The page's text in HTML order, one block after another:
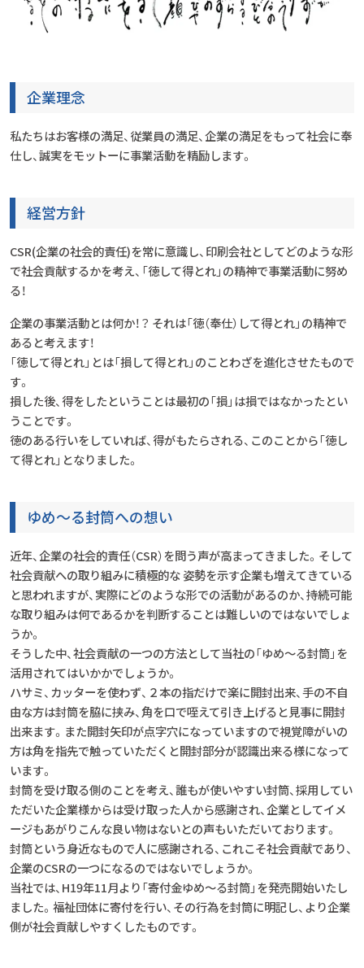
企業理念
私たちはお客様の満足、従業員の満足、企業の満足をもって社会に奉
仕し、誠実をモットーに事業活動を精励します。
経営方針
CSR(企業の社会的責任)を常に意識し、印刷会社としてどのような形
で社会貢献するかを考え、「徳して得とれ」の精神で事業活動に努め
る！
企業の事業活動とは何か！？ それは「徳（奉仕）して得とれ」の精神で
あると考えます！
「徳して得とれ」とは「損して得とれ」のことわざを進化させたもので
す。
損した後、得をしたということは最初の「損」は損ではなかったとい
うことです。
徳のある行いをしていれば、得がもたらされる、このことから「徳し
て得とれ」となりました。
ゆめ～る封筒への想い
近年、企業の社会的責任（CSR）を問う声が高まってきました。そして
社会貢献への取り組みに積極的な 姿勢を示す企業も増えてきている
と思われますが、実際にどのような形での活動があるのか、持続可能
な取り組みは何であるかを判断することは難しいのではないでしょ
うか。
そうした中、社会貢献の一つの方法として当社の「ゆめ～る封筒」を
活用されてはいかかでしょうか。
ハサミ、カッターを使わず、２本の指だけで楽に開封出来、手の不自
由な方は封筒を脇に挟み、角を口で咥えて引き上げると見事に開封
出来ます。また開封矢印が点字穴になっていますので視覚障がいの
方は角を指先で触っていただくと開封部分が認識出来る様になって
います。
封筒を受け取る側のことを考え、誰もが使いやすい封筒、採用してい
ただいた企業様からは受け取った人から感謝され、企業としてイメ
ージもあがりこんな良い物はないとの声もいただいております。
封筒という身近なもので人に感謝される、これこそ社会貢献であり、
企業のCSRの一つになるのではないでしょうか。
当社では、H19年11月より「寄付金ゆめ～る封筒」を発売開始いたし
ました。福祉団体に寄付を行い、その行為を封筒に明記し、より企業
側が社会貢献しやすくしたものです。